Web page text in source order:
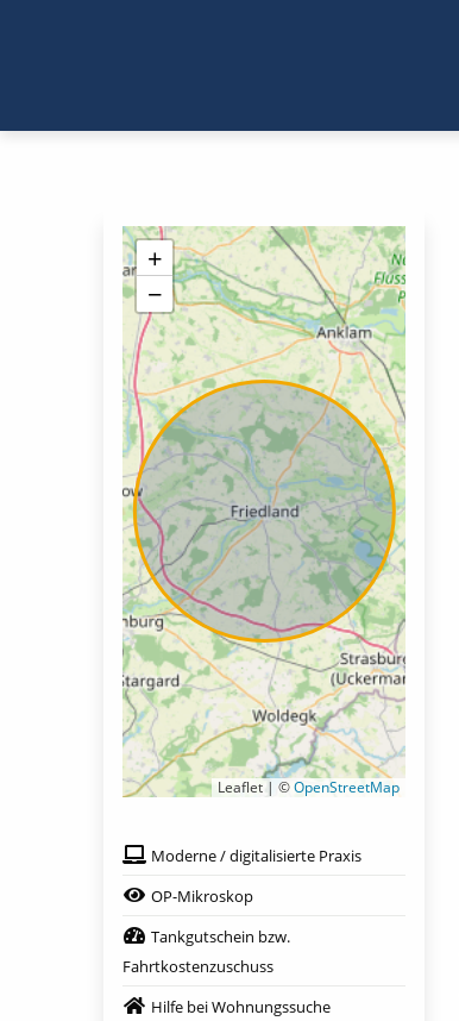
+
−
Leaflet | ©OpenStreetMap
Moderne / digitalisierte Praxis
OP-Mikroskop
Tankgutschein bzw.
Fahrtkostenzuschuss
Hilfe bei Wohnungssuche